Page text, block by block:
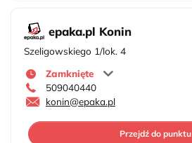
epaka.pl Konin
Szeligowskiego 1/lok. 4
Zamknięte
509040440
konin@epaka.pl
Przejdź do punktu